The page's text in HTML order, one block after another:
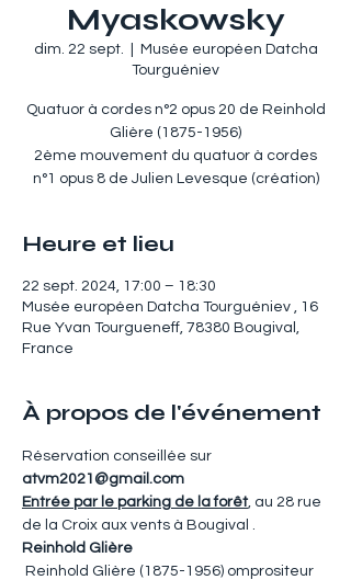
Myaskowsky
dim. 22 sept.
Musée européen Datcha
Tourguéniev
Quatuor à cordes n°2 opus 20 de Reinhold
Glière (1875-1956)
2ème mouvement du quatuor à cordes
n°1 opus 8 de Julien Levesque (création)
Heure et lieu
22 sept. 2024, 17:00 – 18:30
Musée européen Datcha Tourguéniev , 16
Rue Yvan Tourgueneff, 78380 Bougival,
France
À propos de l'événement
Réservation conseillée sur
atvm2021@gmail.com
Entrée par le parking de la forêt, au 28 rue
de la Croix aux vents à Bougival .
Reinhold Glière
Reinhold Glière (1875-1956) omprositeur